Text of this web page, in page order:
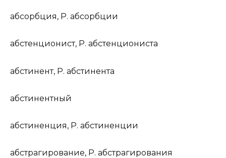
абсорбция, Р. абсорбции
абстенционист, Р. абстенциониста
абстинент, Р. абстинента
абстинентный
абстиненция, Р. абстиненции
абстрагирование, Р. абстрагирования